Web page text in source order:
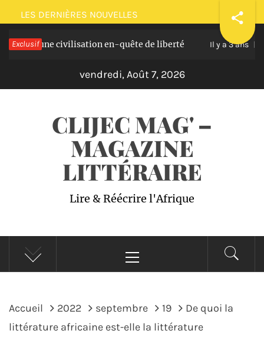
Passer
au
contenu
LES DERNIÈRES NOUVELLES
Exclusif
une civilisation en-quête de liberté Il y a 3 ans
vendredi, Août 7, 2026
CLIJEC MAG' –
MAGAZINE
LITTÉRAIRE
Lire & Réécrire l'Afrique
principal
Accueil 2022 septembre 19
De quoi la
littérature africaine est-elle la littérature